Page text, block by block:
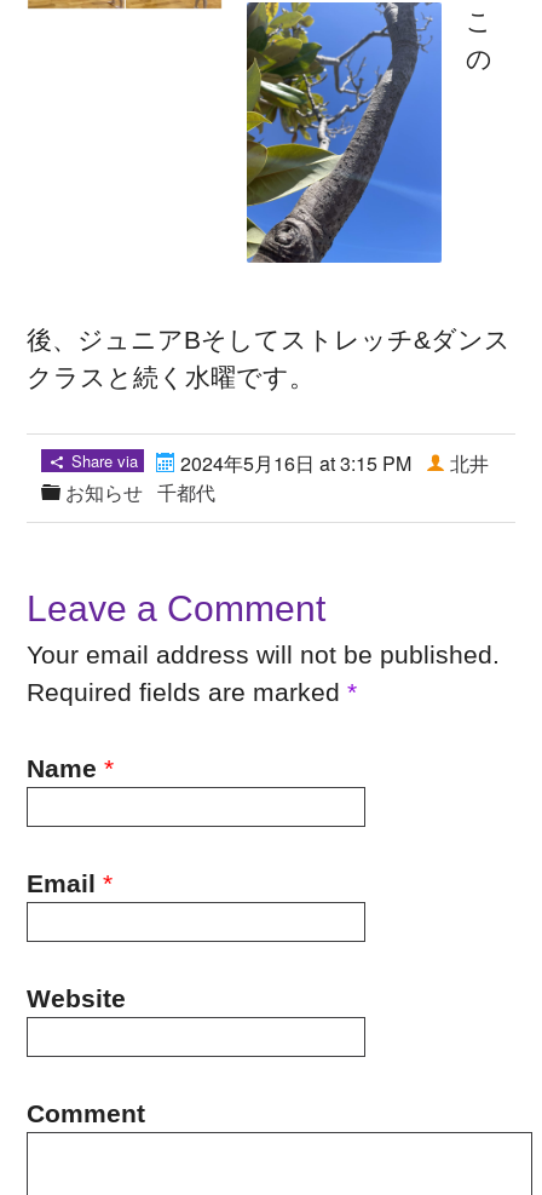
こ
の
後、ジュニアBそしてストレッチ&ダンス
クラスと続く水曜です。
Share via
2024年5月16日 at 3:15 PM
お知らせ
北井
千都代
Leave a Comment
Your email address will not be published.
Required fields are marked*
Name *
Email *
Website
Comment